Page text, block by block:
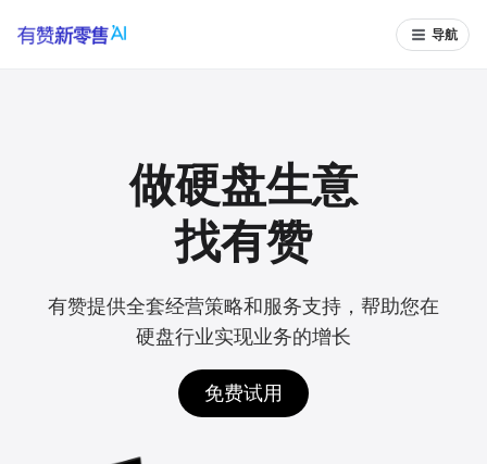
导航
做硬盘生意
找有赞
有赞提供全套经营策略和服务支持，帮助您在
硬盘行业实现业务的增长
免费试用